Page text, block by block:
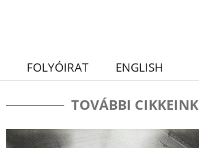
FOLYÓIRAT ENGLISH
TOVÁBBI CIKKEINK